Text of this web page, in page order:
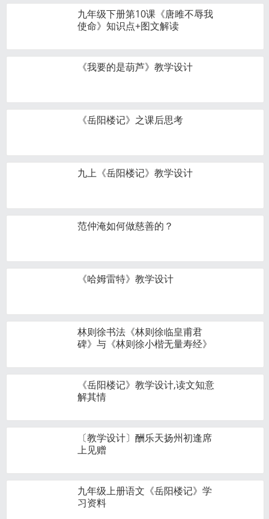
九年级下册第10课《唐雎不辱我
使命》知识点+图文解读
《我要的是葫芦》教学设计
《岳阳楼记》之课后思考
九上《岳阳楼记》教学设计
范仲淹如何做慈善的？
《哈姆雷特》教学设计
林则徐书法《林则徐临皇甫君
碑》与《林则徐小楷无量寿经》
《岳阳楼记》教学设计,读文知意
解其情
〔教学设计〕酬乐天扬州初逢席
上见赠
九年级上册语文《岳阳楼记》学
习资料